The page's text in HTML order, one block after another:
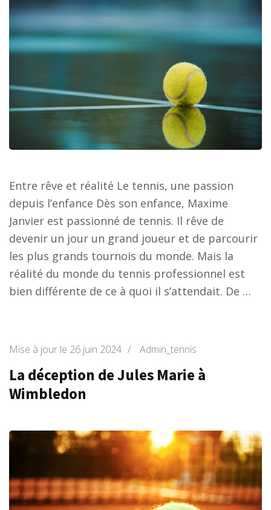
Entre rêve et réalité Le tennis, une passion
depuis l’enfance Dès son enfance, Maxime
Janvier est passionné de tennis. Il rêve de
devenir un jour un grand joueur et de parcourir
les plus grands tournois du monde. Mais la
réalité du monde du tennis professionnel est
bien différente de ce à quoi il s’attendait. De …
Mise à jour le 26 juin 2024 / Admin_tennis
La déception de Jules Marie à
Wimbledon